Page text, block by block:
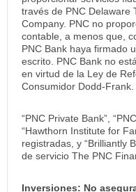
través de PNC Delaware
Company. PNC no
contable, a menos que,
PNC Bank haya firmado
escrito. PNC Bank no
en virtud de la Ley de
Consumidor Dodd-Frank.
“PNC Private Bank”,
“Hawthorn Institute for
registradas, y “Brilliantly
de servicio The PNC
Inversiones: No